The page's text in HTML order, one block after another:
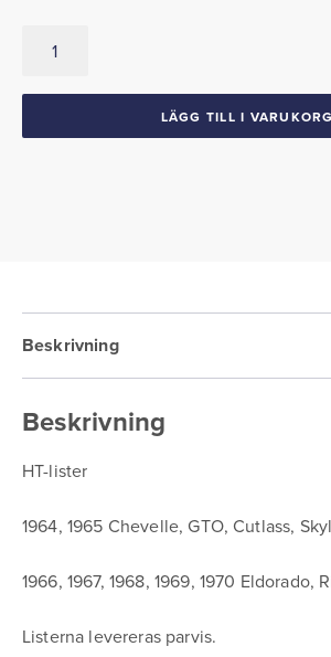
lister
Riviera
Toronado
LÄGG TILL I VARUKORG
Beskrivning
Beskrivning
HT-lister
1964, 1965 Chevelle, GTO, Cutlass,
1966, 1967, 1968, 1969, 1970 Eldorado,
Listerna levereras parvis.